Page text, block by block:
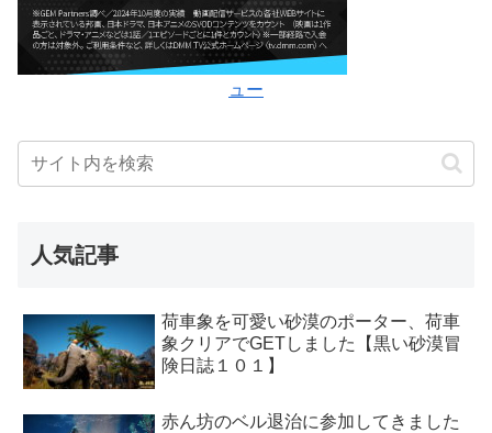
ュー
人気記事
荷車象を可愛い砂漠のポーター、荷車
象クリアでGETしました【黒い砂漠冒
険日誌１０１】
赤ん坊のベル退治に参加してきました